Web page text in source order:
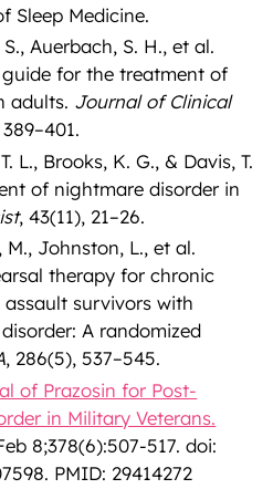
Sleep Medicine.
Auerbach, S. H., et al.
for the treatment of
adults. Journal of Clinical
L., Brooks, K. G., & Davis, T.
of nightmare disorder in
, 43(11), 21–26.
Johnston, L., et al.
therapy for chronic
survivors with
A randomized
, 286(5), 537–545.
of Prazosin for Post-
in Military Veterans.
8;378(6):507-517. doi:
PMID: 29414272